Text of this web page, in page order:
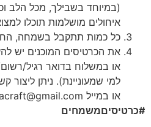
(במיוחד בשבילך, מכל הלב
איחולים מושלמות תוכלו
כל כמות תתקבל בשמחה,
את הכרטיסים המוכנים יש
או במשלוח בדואר רגיל/רשום/
למי שמעוניינת).
או במייל
#כרטיסיםמשמחים